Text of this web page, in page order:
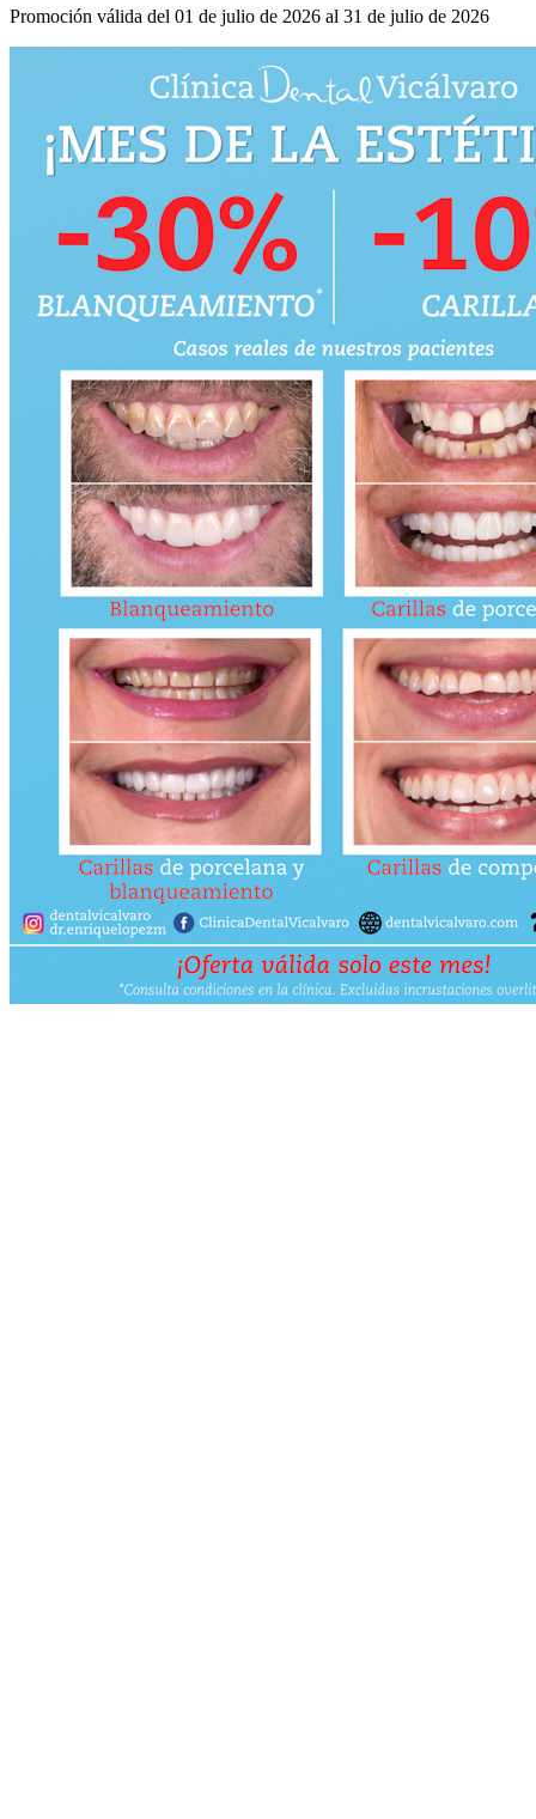
Promoción válida del 01 de julio de 2026 al 31 de julio de 2026